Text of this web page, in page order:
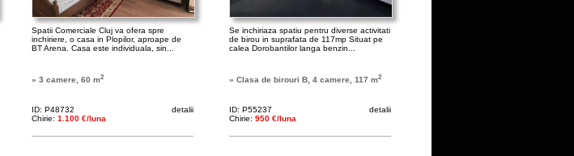
Spatii Comerciale Cluj va ofera spre
inchiriere, o casa in Plopilor, aproape de
BT Arena. Casa este individuala, sin...
» 3 camere, 60 m2
detalii
ID: P48732
Chirie: 1.100 €/luna
Se inchiriaza spatiu pentru diverse activitati
de birou in suprafata de 117mp Situat pe
calea Dorobantilor langa benzin...
» Clasa de birouri B, 4 camere, 117 m2
detalii
ID: P55237
Chirie: 950 €/luna